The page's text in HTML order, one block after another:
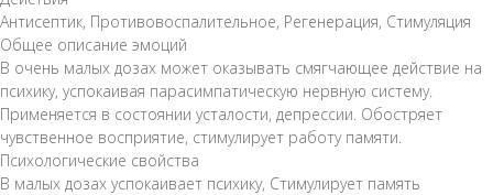
Антисептик, Противовоспалительное, Регенерация, Стимуляция
Общее описание эмоций
В очень малых дозах может оказывать смягчаю­щее действие на
психику, успокаивая парасимпати­ческую нервную систему.
Применяется в состоянии усталости, депрессии. Обостряет
чувственное вос­приятие, стимулирует работу памяти.
Психологические свойства
В малых дозах успокаивает психику, Стимулирует память